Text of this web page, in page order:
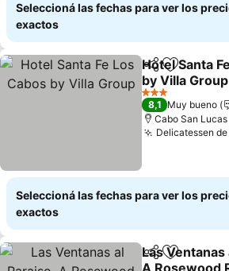
Seleccioná las fechas para ver los
exactos
CompartirAñadir a
Hotel Santa
by Villa Group
3 Estrellas
8,1 Muy bueno
Cabo San Lucas
Delicatessen
Seleccioná las fechas para ver los
exactos
Compartir
Añadir a
Las Ventanas
A Rosewood